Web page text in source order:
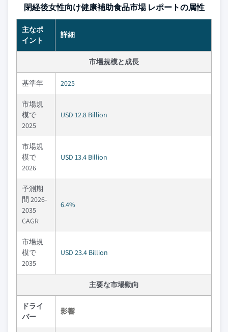
閉経後女性向け健康補助食品市場 レポートの属性
主なポ
イント
詳細
市場規模と成長
基準年 2025
市場規
模で
2025
USD 12.8 Billion
市場規
模で
2026
USD 13.4 Billion
予測期
間 2026-
2035
CAGR
6.4%
市場規
模で
2035
USD 23.4 Billion
主要な市場動向
ドライ
バー
影響